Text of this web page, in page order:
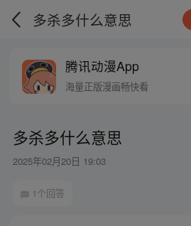
多杀多什么意思
腾讯动漫App
海量正版漫画畅快看
多杀多什么意思
2025年02月20日 19:03
1个回答